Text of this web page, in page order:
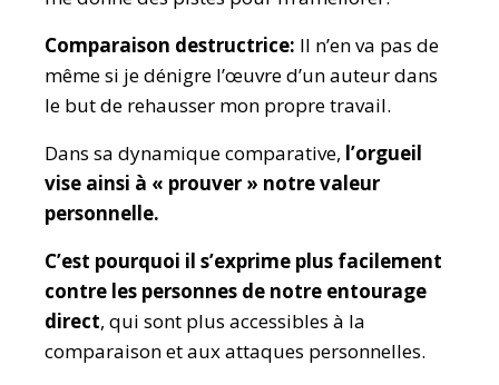
Comparaison destructrice: Il n’en va pas de
même si je dénigre l’œuvre d’un auteur dans
le but de rehausser mon propre travail.
Dans sa dynamique comparative, l’orgueil
vise ainsi à « prouver » notre valeur
personnelle.
C’est pourquoi il s’exprime plus facilement
contre les personnes de notre entourage
direct, qui sont plus accessibles à la
comparaison et aux attaques personnelles.